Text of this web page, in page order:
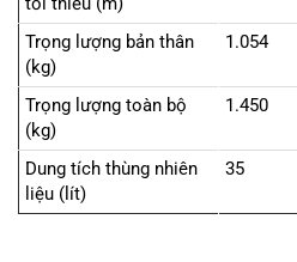
Trọng lượng bản thân
(kg)
1.054
Trọng lượng toàn bộ
(kg)
1.450
Dung tích thùng nhiên
liệu (lít)
35